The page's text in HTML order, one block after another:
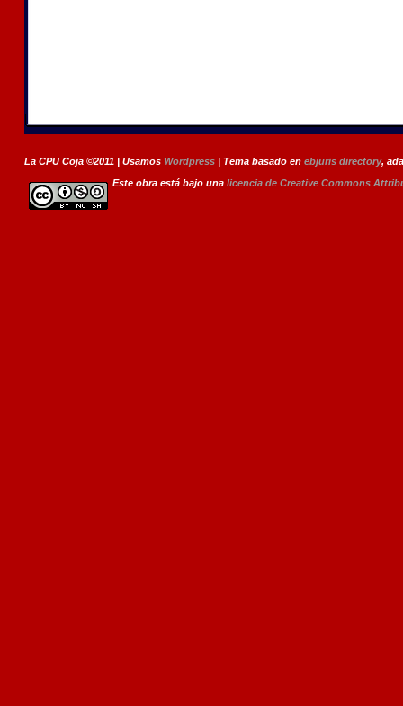
La CPU Coja ©2011 | Usamos Wordpress | Tema basado en ebjuris directory,
Este obra está bajo una licencia de Creative Commons